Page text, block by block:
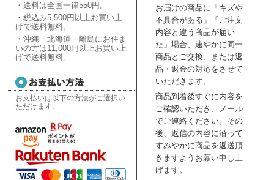
・送料は全国一律550円。
・税込み5,500円以上お買い上
げで送料無料。
・沖縄・北海道・離島にお住ま
いの方は11,000円以上お買い上
げで送料無料。
お支払いは以下の方法がご選択い
ただけます。
お届けの商品に「キズや
不具合がある」「ご注文
内容と違う商品が届い
た」場合、速やかに同一
商品とご交換、または返
品・返金の対応をさせて
いただきます。
商品到着後すぐに内容を
ご確認いただき、
メール
でご連絡ください。 その
後、返信の内容に沿って
すみやかに商品を返送頂
きますようお願い申し上
げます。